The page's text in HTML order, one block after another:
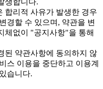
생합니다.
리적 사유가 발생한 경우
경할 수 있으며, 약관을 변
체없이 "공지사항"을 통해
된 약관사항에 동의하지 않
스 이용을 중단하고 이용계
습니다.